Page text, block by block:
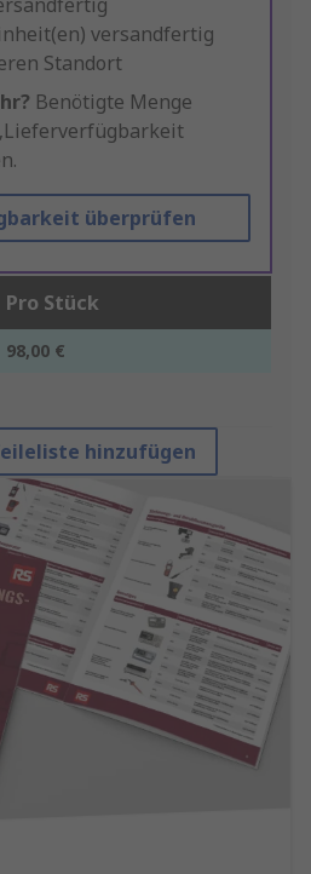
versandfertig
Standort
Benötigte Menge
überprüfen
Pro Stück
98,00 €
hinzufügen